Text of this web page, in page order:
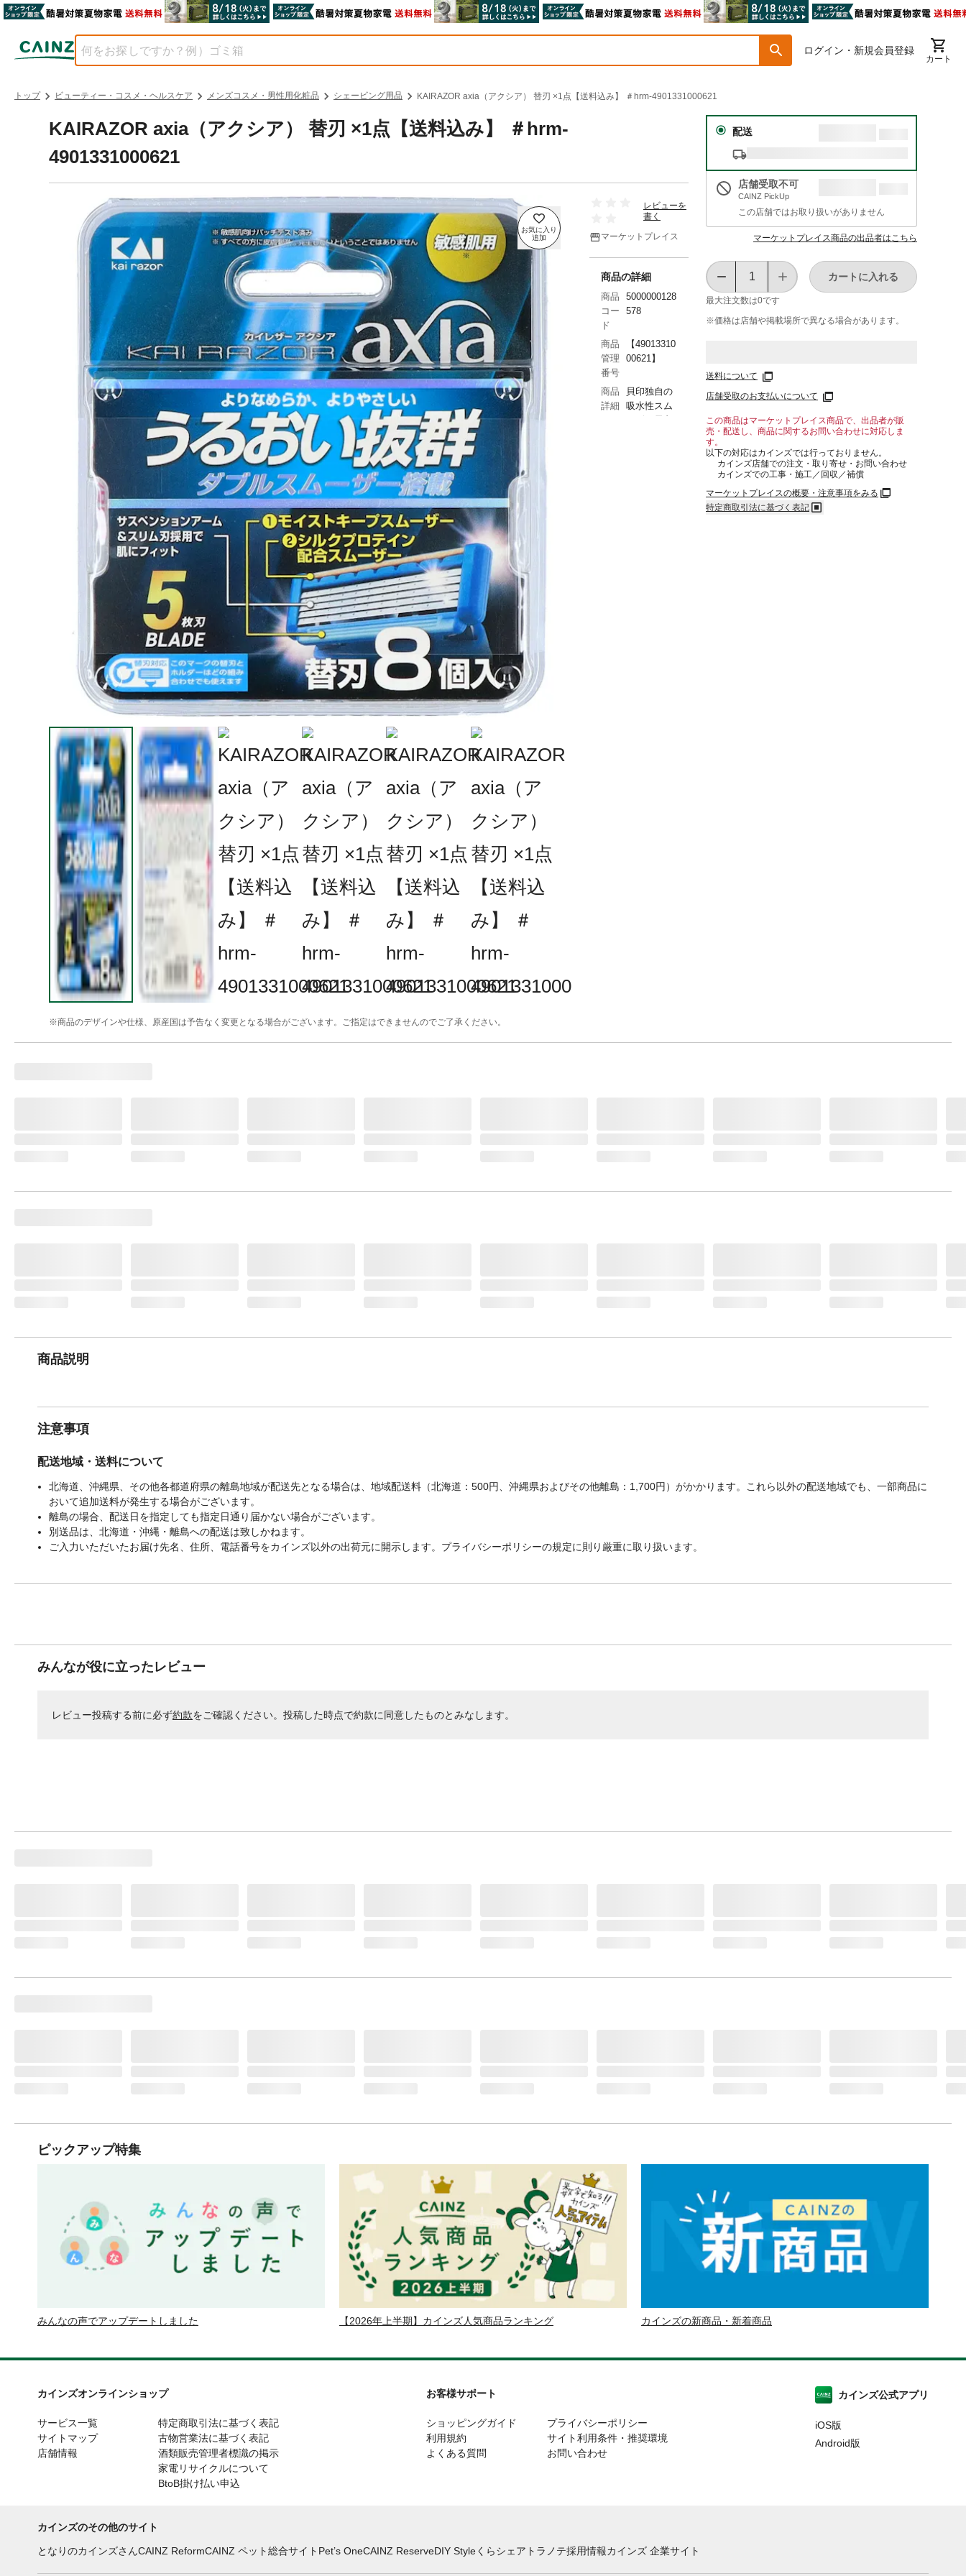
ログイン・新規会員登録
カート
トップ ビューティー・コスメ・ヘルスケア メンズコスメ・男性用化粧品 シェービング用品 KAIRAZOR axia（アクシア） 替刃 ×1点【送料込み】 ＃hrm-4901331000621
KAIRAZOR axia（アクシア） 替刃 ×1点【送料込み】 ＃hrm-
4901331000621
※商品のデザインや仕様、原産国は予告なく変更となる場合がございます。ご指定はできませんのでご了承ください。
レビューを
書く
マーケットプレイス
配送
店舗受取不可
CAINZ PickUp
この店舗ではお取り扱いがありません
マーケットプレイス商品の出品者はこちら
最大注文数は0です
カートに入れる
※価格は​店舗や​掲載場所で​異なる​場合が​あります。
送料について
店舗受取のお支払いについて
この商品はマーケットプレイス商品で、出品者が販
売・配送し、商品に関するお問い合わせに対応しま
す。
以下の対応はカインズでは行っておりません。
カインズ店舗での注文・取り寄せ・お問い合わせ
カインズでの工事・施工／回収／補償
マーケットプレイスの概要・注意事項をみる
特定商取引法に基づく表記
商品の詳細
商品
コー
ド
5000000128
578
商品
管理
番号
【49013310
00621】
商品
詳細
貝印独自の
吸水性スム
ーザー貝印
商品説明
注意事項
配送地域・送料について
北海道、沖縄県、その他各都道府県の離島地域が配送先となる場合は、地域配送料（北海道：500円、沖縄県およびその他離島：1,700円）がかかります。これら以外の配送地域でも、一部商品に
おいて追加送料が発生する場合がございます。
離島の場合、配送日を指定しても指定日通り届かない場合がございます。
別送品は、北海道・沖縄・離島への配送は致しかねます。
ご入力いただいたお届け先名、住所、電話番号をカインズ以外の出荷元に開示します。プライバシーポリシーの規定に則り厳重に取り扱います。
みんなが役に立ったレビュー
レビュー投稿する前に必ず約款をご確認ください。投稿した時点で約款に同意したものとみなします。
ピックアップ特集
みんなの声でアップデートしました 【2026年上半期】カインズ人気商品ランキング カインズの新商品・新着商品
カインズオンラインショップ
サービス一覧
サイトマップ
店舗情報
特定商取引法に基づく表記
古物営業法に基づく表記
酒類販売管理者標識の掲示
家電リサイクルについて
BtoB掛け払い申込
お客様サポート
ショッピングガイド
利用規約
よくある質問
プライバシーポリシー
サイト利用条件・推奨環境
お問い合わせ
カインズ公式アプリ
iOS版
Android版
カインズのその他のサイト
となりのカインズさんCAINZ ReformCAINZ ペット総合サイト Pet’s OneCAINZ ReserveDIY Styleくらシェア トラノテ採用情報カインズ 企業サイト